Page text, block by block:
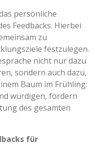
persönliche
Feedbacks. Hierbei
zu
festzulegen.
nicht nur dazu
sondern auch dazu,
Baum im Frühling:
würdigen, fördern
des gesamten
für